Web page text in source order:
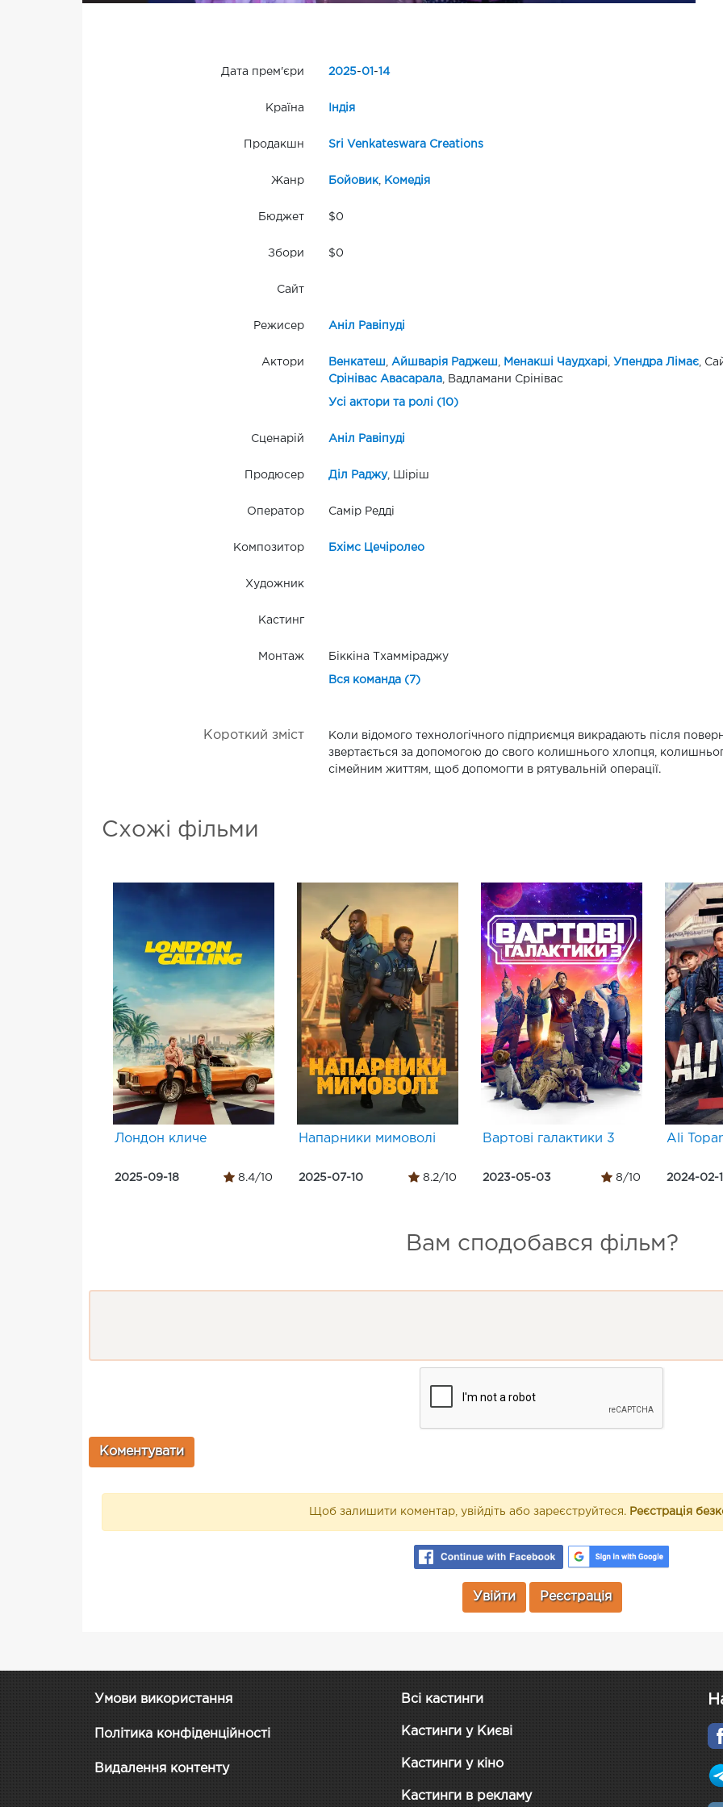
Дата прем'єри 2025-01 - 14
Країна Індія
Продакшн Sri Venkateswara Creations
Жанр Бойовик, Комедія
Бюджет $0
Збори $0
Сайт
Режисер Аніл Равіпуді
Актори Венкатеш Айшварія Раджеш Менакші Чаудхарі Упендра Лімає,
Срінівас Авасарала, Вадламани Срінівас
Усі актори та ролі (10)
Сценарій Аніл Равіпуді
Продюсер Діл Раджу, Шіріш
Оператор Самір Редді
Композитор Бхімс Цечіролео
Художник
Кастинг
Монтаж Біккіна Тхамміраджу
Вся команда (7)
Короткий зміст
Коли відомого технологічного підприємця викрадають після
звертається за допомогою до свого колишнього хлопця,
сімейним життям, щоб допомогти в рятувальній операції.
Схожі фільми
Лондон кличе
2025-09-18 8.4/10
Напарники мимоволі
2025-07-10 8.2/10
Вартові галактики 3
2023-05-03 8/10
Ali
2024-02-
Вам сподобався фільм?
Щоб залишити коментар, увійдіть або зареєструйтеся. Реєстрація
Увійти Реєстрація
Умови використання
Політика конфіденційності
Видалення контенту
Всі кастинги
Кастинги у Києві
Кастинги у кіно
Кастинги в рекламу